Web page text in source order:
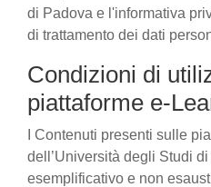
di Padova e l'informativa
di trattamento dei dati
Condizioni di
piattaforme e-
I Contenuti presenti sulle
dell’Università degli Studi
esemplificativo e non